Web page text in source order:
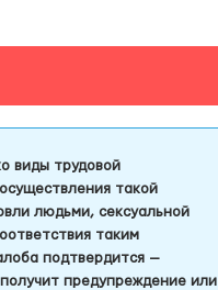
виды трудовой
такой
людьми, сексуальной
таким
подтвердится —
предупреждение или